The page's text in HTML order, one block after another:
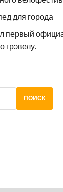
для города
первый
грэвелу.
ПОИСК